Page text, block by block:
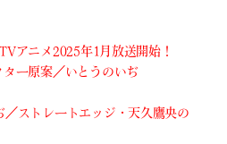
アニメ2025年1月放送開始！
ー原案／いとうのいぢ
／ストレートエッジ・天久鷹央の